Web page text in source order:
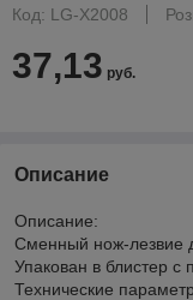
Код: LG-X2008
37,13 руб.
Описание
Описание:
Сменный нож-лезвие
Упакован в блистер с
Технические